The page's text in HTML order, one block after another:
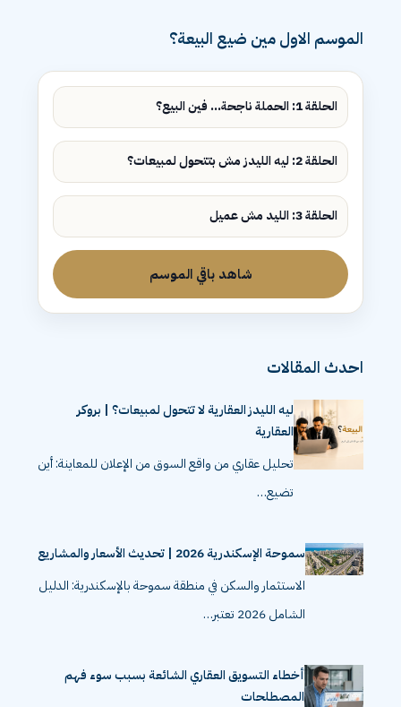
الموسم الاول مين ضيع البيعة؟
الحلقة 1: الحملة ناجحة... فين البيع؟
الحلقة 2: ليه الليدز مش بتتحول لمبيعات؟
الحلقة 3: الليد مش عميل
شاهد باقي الموسم
احدث المقالات
ليه الليدز العقارية لا تتحول لمبيعات؟ | بروكر
العقارية
تحليل عقاري من واقع السوق من الإعلان للمعاينة: أين
تضيع…
سموحة الإسكندرية 2026 | تحديث الأسعار والمشاريع
الاستثمار والسكن في منطقة سموحة بالإسكندرية: الدليل
الشامل 2026 تعتبر…
أخطاء التسويق العقاري الشائعة بسبب سوء فهم
المصطلحات